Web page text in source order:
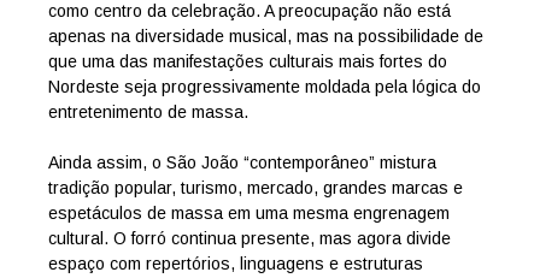
como centro da celebração. A preocupação não está
apenas na diversidade musical, mas na possibilidade de
que uma das manifestações culturais mais fortes do
Nordeste seja progressivamente moldada pela lógica do
entretenimento de massa.
Ainda assim, o São João “contemporâneo” mistura
tradição popular, turismo, mercado, grandes marcas e
espetáculos de massa em uma mesma engrenagem
cultural. O forró continua presente, mas agora divide
espaço com repertórios, linguagens e estruturas